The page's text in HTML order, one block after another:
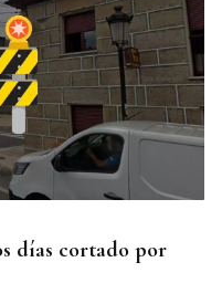
el podio del
días cortado por